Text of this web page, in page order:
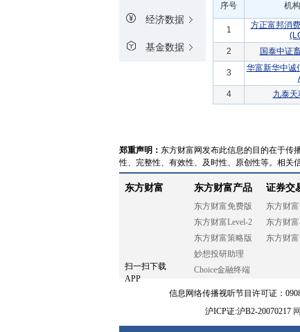
经济数据
基金数据
序号 机
1
方正富邦消
2 国泰中证
3
华富新华中诚
4 九泰
郑重声明： 东方财富网发布此信息的目的在于传
性、完整性、有效性、及时性、原创性等。相关
东方财富
扫一扫下载
APP
东方财富产品
东方财富免费版
东方财富Level-2
东方财富策略版
妙想投研助理
Choice金融终端
证券交
东方财
东方财
东方财
信息网络传播视听节目许可证：
沪ICP证:沪B2-20070217